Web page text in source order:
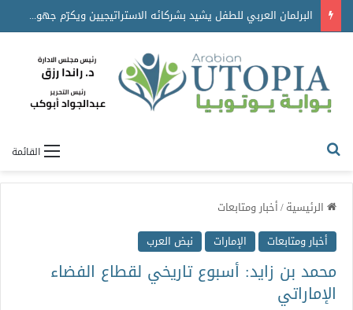
البرلمان العربي للطفل يشيد بشركائه الاستراتيجيين ويكرّم جهودهم في دعم برامجه ومبادراته
القائمة
الرئيسية/أخبار ومتابعات
أخبار ومتابعات
الإمارات نبض العرب
محمد بن زايد: أسبوع تاريخي لقطاع الفضاء
الإماراتي